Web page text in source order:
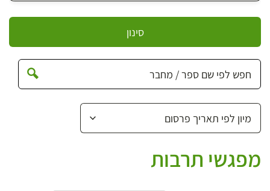
סינון
מפגשי תרבות